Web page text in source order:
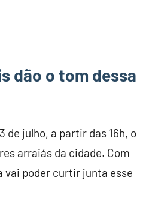
dão o tom dessa
de julho, a partir das 16h, o
arraiás da cidade. Com
poder curtir junta esse